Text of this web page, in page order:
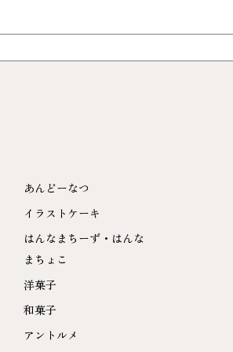
あんどーなつ
イラストケーキ
はんなまちーず・はんな
まちょこ
洋菓子
和菓子
アントルメ